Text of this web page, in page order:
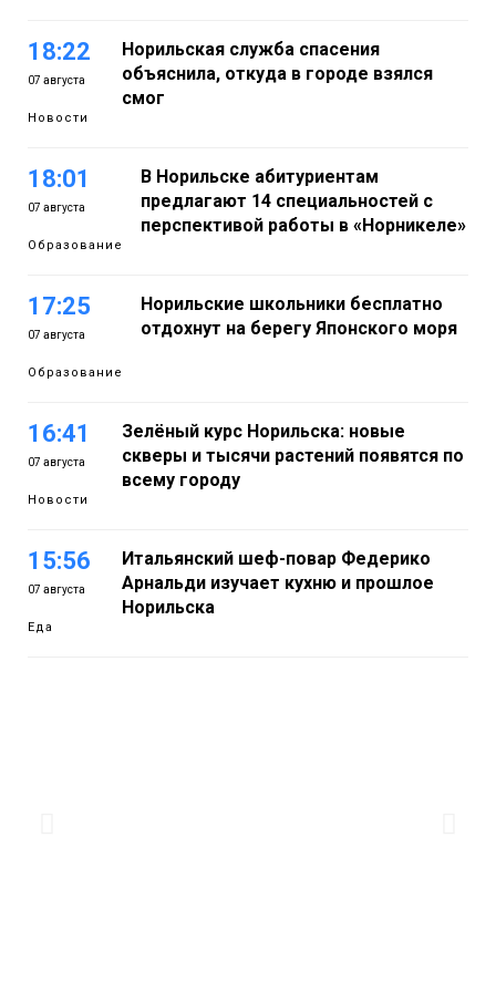
18:22
07 августа
Новости
Норильская служба спасения
объяснила, откуда в городе взялся
смог
18:01
07 августа
Образование
В Норильске абитуриентам
предлагают 14 специальностей с
перспективой работы в «Норникеле»
17:25
07 августа
Образование
Норильские школьники бесплатно
отдохнут на берегу Японского моря
16:41
07 августа
Новости
Зелёный курс Норильска: новые
скверы и тысячи растений появятся по
всему городу
15:56
07 августа
Еда
Итальянский шеф-повар Федерико
Арнальди изучает кухню и прошлое
Норильска